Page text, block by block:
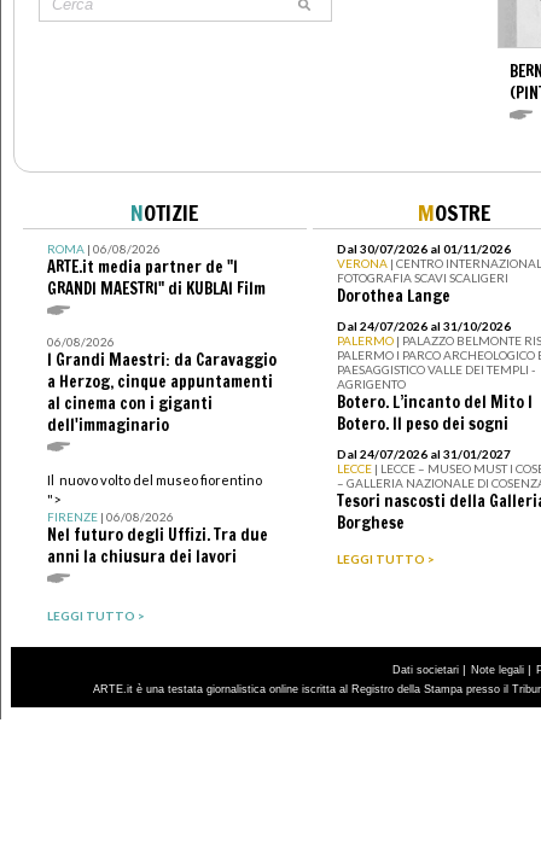
NOTIZIE
ROMA| 06/08/2026
ARTE.it media partner de "I
GRANDI MAESTRI" di KUBLAI Film
06/08/2026
I Grandi Maestri: da Caravaggio
a Herzog, cinque appuntamenti
al cinema con i giganti
dell'immaginario
Il nuovo volto del museo fiorentino
">
FIRENZE| 06/08/2026
Nel futuro degli Uffizi. Tra due
anni la chiusura dei lavori
LEGGI TUTTO >
MOSTRE
Dal 30/07/2026 al 01/11/2026
VERONA | CENTRO
FOTOGRAFIA SCAVI SCALIGERI
Dorothea Lange
Dal 24/07/2026 al 31/10/2026
PALERMO | PALAZZO BELMONTE
PALERMO I PARCO ARCHEOLOGICO
PAESAGGISTICO VALLE DEI TEMPLI -
AGRIGENTO
Botero. L’incanto del Mito I
Botero. Il peso dei sogni
Dal 24/07/2026 al 31/01/2027
LECCE | LECCE – MUSEO MUST I
– GALLERIA NAZIONALE DI
Tesori nascosti della
Borghese
LEGGI TUTTO >
Dati societari | Note legali |
ARTE.it è una testata giornalistica online iscritta al Registro della Stampa presso il